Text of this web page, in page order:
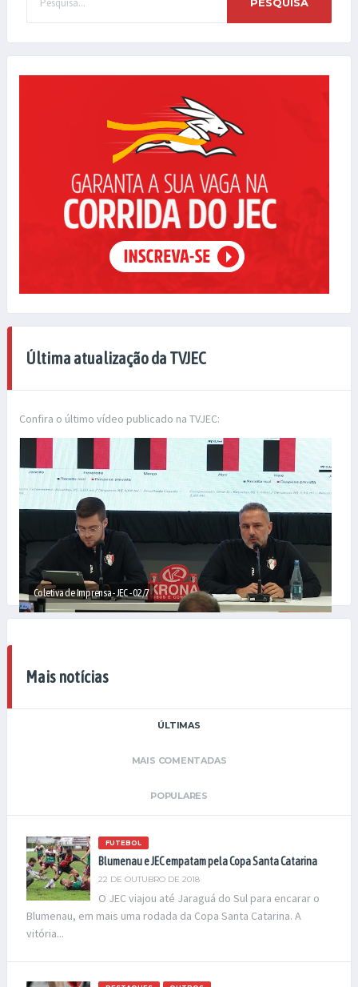
PESQUISA
Última atualização da TVJEC
Confira o último vídeo publicado na TVJEC:
Coletiva de Imprensa - JEC - 02/7
Mais notícias
ÚLTIMAS
MAIS COMENTADAS
POPULARES
FUTEBOL
Blumenau e JEC empatam pela Copa Santa Catarina
22 DE OUTUBRO DE 2018
O JEC viajou até Jaraguá do Sul para encarar o
Blumenau, em mais uma rodada da Copa Santa Catarina. A
vitória...